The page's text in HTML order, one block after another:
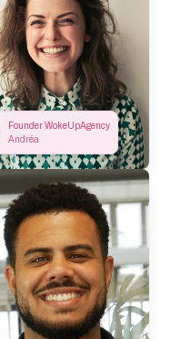
Founder WokeUpAgency
Andréa